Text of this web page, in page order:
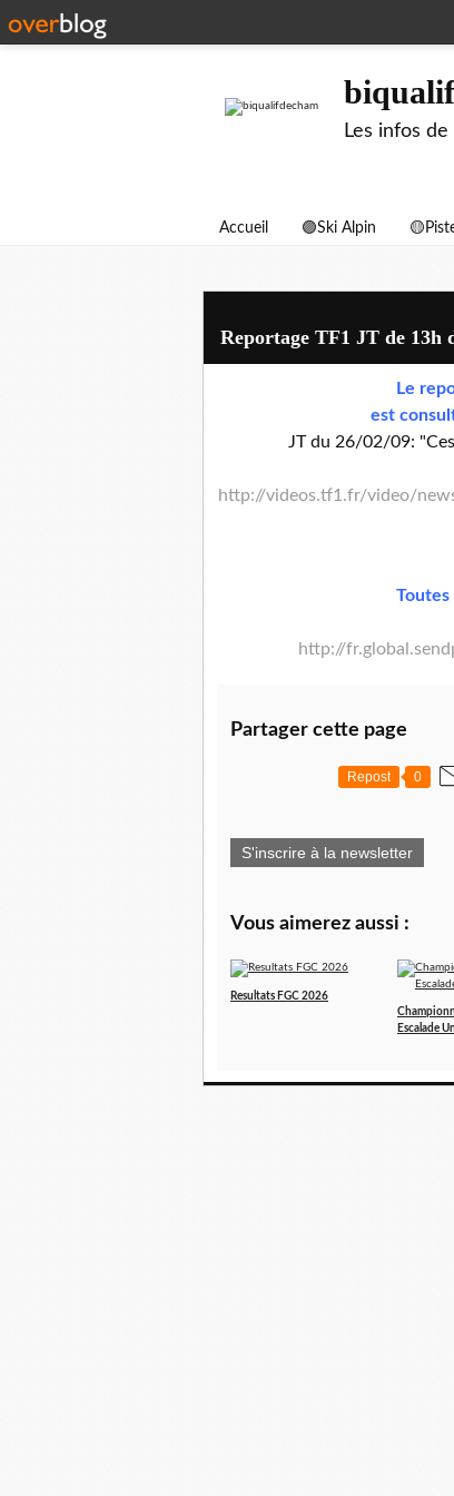
Les infos
Accueil 🟣Ski Alpin
Reportage TF1 JT de 13h
Le
est
JT du 26/02/09:
http://videos.tf1.fr/video/
http://
Partager cette page
Repost 0
S'inscrire à la newsletter
Vous aimerez aussi :
Resultats FGC 2026
Escalade